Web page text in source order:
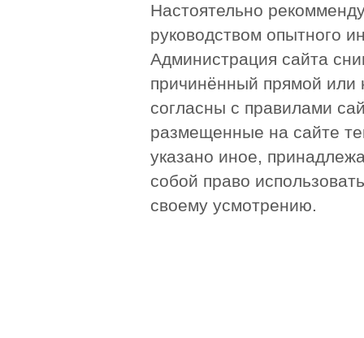
Настоятельно
руководством опытного
Администрация сайта
причинённый прямой или
согласны с правилами
размещенные на сайте
указано иное,
собой право
своему усмотрению.